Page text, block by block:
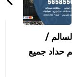
/
/ معلم حداد جميع